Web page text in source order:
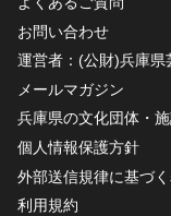
お問い合わせ
運営者：(公財)兵庫県
メールマガジン
兵庫県の文化団体・
個人情報保護方針
外部送信規律に基づ
利用規約